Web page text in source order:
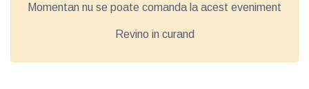
Momentan nu se poate comanda la acest eveniment
Revino in curand